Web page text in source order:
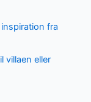
fra
villaen eller